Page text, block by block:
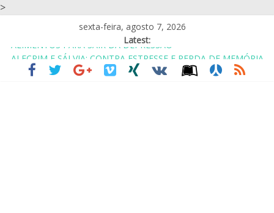
>
sexta-feira, agosto 7, 2026
Latest:
ALECRIM E SÁLVIA: CONTRA ESTRESSE E PERDA DE MEMÓRIA
CASA DE REPOUSO? ASILO? NÃO.. É COABITAÇÃO COM
AMIGOS